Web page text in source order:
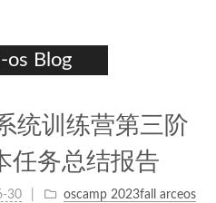
os Blog
统训练营第三阶
任务总结报告
30
oscamp 2023fall arceos